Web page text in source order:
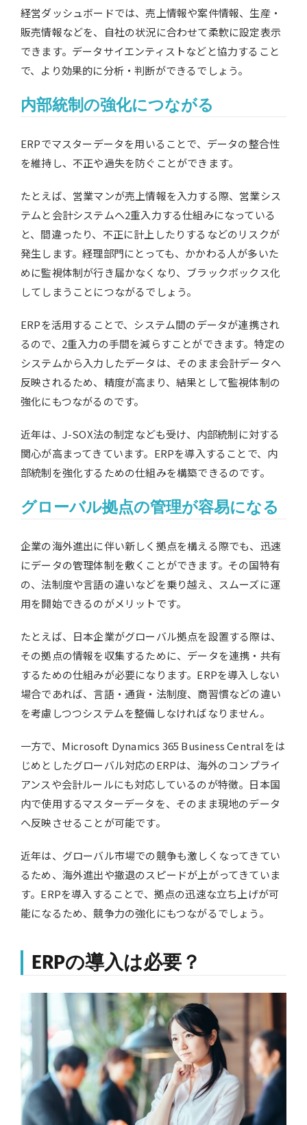
経営ダッシュボードでは、売上情報や案件情報、生産・
販売情報などを、自社の状況に合わせて柔軟に設定表示
できます。データサイエンティストなどと協力すること
で、より効果的に分析・判断ができるでしょう。
内部統制の強化につながる
ERPでマスターデータを用いることで、データの整合性
を維持し、不正や過失を防ぐことができます。
たとえば、営業マンが売上情報を入力する際、営業シス
テムと会計システムへ2重入力する仕組みになっている
と、間違ったり、不正に計上したりするなどのリスクが
発生します。経理部門にとっても、かかわる人が多いた
めに監視体制が行き届かなくなり、ブラックボックス化
してしまうことにつながるでしょう。
ERPを活用することで、システム間のデータが連携され
るので、2重入力の手間を減らすことができます。特定の
システムから入力したデータは、そのまま会計データへ
反映されるため、精度が高まり、結果として監視体制の
強化にもつながるのです。
近年は、J-SOX法の制定なども受け、内部統制に対する
関心が高まってきています。ERPを導入することで、内
部統制を強化するための仕組みを構築できるのです。
グローバル拠点の管理が容易になる
企業の海外進出に伴い新しく拠点を構える際でも、迅速
にデータの管理体制を敷くことができます。その国特有
の、法制度や言語の違いなどを乗り越え、スムーズに運
用を開始できるのがメリットです。
たとえば、日本企業がグローバル拠点を設置する際は、
その拠点の情報を収集するために、データを連携・共有
するための仕組みが必要になります。ERPを導入しない
場合であれば、言語・通貨・法制度、商習慣などの違い
を考慮しつつシステムを整備しなければなりません。
一方で、Microsoft Dynamics 365 Business Centralをは
じめとしたグローバル対応のERPは、海外のコンプライ
アンスや会計ルールにも対応しているのが特徴。日本国
内で使用するマスターデータを、そのまま現地のデータ
へ反映させることが可能です。
近年は、グローバル市場での競争も激しくなってきてい
るため、海外進出や撤退のスピードが上がってきていま
す。ERPを導入することで、拠点の迅速な立ち上げが可
能になるため、競争力の強化にもつながるでしょう。
ERPの導入は必要？